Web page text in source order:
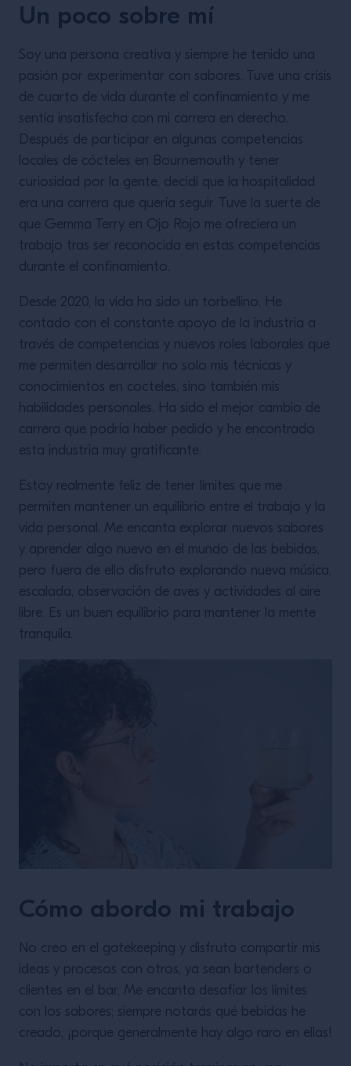
Un poco sobre mí
Soy una persona creativa y siempre he tenido una
pasión por experimentar con sabores. Tuve una crisis
de cuarto de vida durante el confinamiento y me
sentía insatisfecha con mi carrera en derecho.
Después de participar en algunas competencias
locales de cócteles en Bournemouth y tener
curiosidad por la gente, decidí que la hospitalidad
era una carrera que quería seguir. Tuve la suerte de
que Gemma Terry en Ojo Rojo me ofreciera un
trabajo tras ser reconocida en estas competencias
durante el confinamiento.
Desde 2020, la vida ha sido un torbellino. He
contado con el constante apoyo de la industria a
través de competencias y nuevos roles laborales que
me permiten desarrollar no solo mis técnicas y
conocimientos en cocteles, sino también mis
habilidades personales. Ha sido el mejor cambio de
carrera que podría haber pedido y he encontrado
esta industria muy gratificante.
Estoy realmente feliz de tener límites que me
permiten mantener un equilibrio entre el trabajo y la
vida personal. Me encanta explorar nuevos sabores
y aprender algo nuevo en el mundo de las bebidas,
pero fuera de ello disfruto explorando nueva música,
escalada, observación de aves y actividades al aire
libre. Es un buen equilibrio para mantener la mente
tranquila.
Cómo abordo mi trabajo
No creo en el gatekeeping y disfruto compartir mis
ideas y procesos con otros, ya sean bartenders o
clientes en el bar. Me encanta desafiar los límites
con los sabores; siempre notarás qué bebidas he
creado, ¡porque generalmente hay algo raro en ellas!